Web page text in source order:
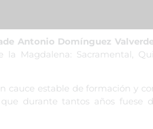
Antonio Domínguez
la Magdalena: Sacramental,
cauce estable de formación y
durante tantos años